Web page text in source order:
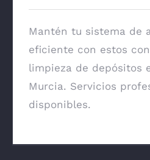
Mantén tu sistema de
eficiente con estos
limpieza de depósitos
Murcia. Servicios
disponibles.